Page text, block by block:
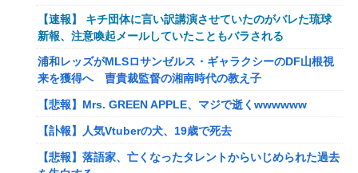
【悲報】バンダイ、とんでもないガシャポンを1500円で販
売する
海外「世界で日本を死守するぞ！」 日本の消防署を訪れた
ちびっ子集団が世界をメロメロに
【悲報】若者「転勤とか無理」→企業、ついに制度を変え始
める
病気でウィッグと知った途端、女性社員を無視＆最低の性的
暴言を吐く会社男たち！裏で告発した結果、部署解体＆異動
【速報】 キチ団体に言い訳講演させていたのがバレた琉球
新報、注意喚起メールしていたこともバラされる
浦和レッズがMLSロサンゼルス・ギャラクシーのDF山根視
来を獲得へ 曺貴裁監督の湘南時代の教え子
【悲報】Mrs. GREEN APPLE、マジで逝くwwwwww
【訃報】人気Vtuberの犬、19歳で死去
【悲報】落語家、亡くなったタレントからいじめられた過去